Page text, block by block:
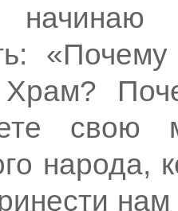
Храм?
свою
народа,